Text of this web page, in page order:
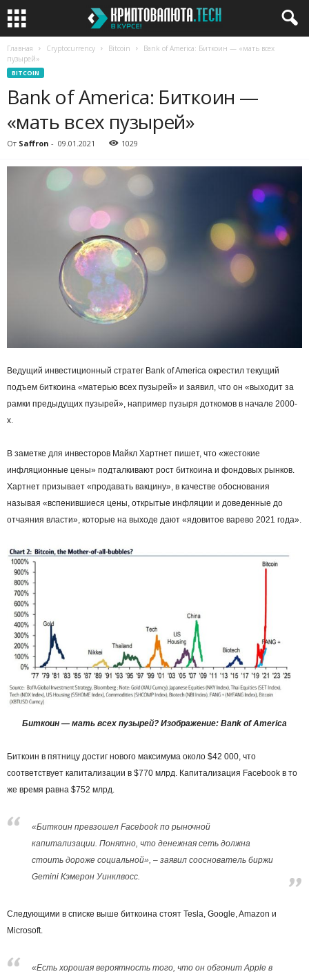
Главная Cryptocurrency Bitcoin
Bank of America: Биткоин — «мать всех
пузырей»
BITCOIN
Bank of America: Биткоин —
«мать всех пузырей»
От Saffron - 09.01.2021 1029
Ведущий инвестиционный стратег Bank of America окрестил текущий
подъем биткоина «матерью всех пузырей» и заявил, что он «выходит за
рамки предыдущих пузырей», например пузыря доткомов в начале 2000-
х.
В заметке для инвесторов Майкл Хартнет пишет, что «жестокие
инфляционные цены» подталкивают рост биткоина и фондовых рынков.
Хартнет призывает «продавать вакцину», в качестве обоснования
называя «вспенившиеся цены, открытые инфляции и доведенные до
отчаяния власти», которые на выходе дают «ядовитое варево 2021 года».
Биткоин — мать всех пузырей? Изображение: Bank of America
Биткоин в пятницу достиг нового максимума около $42 000, что
соответствует капитализации в $770 млрд. Капитализация Facebook в то
же время равна $752 млрд.
«Биткоин превзошел Facebook по рыночной
капитализации. Понятно, что денежная сеть должна
стоить дороже социальной», – заявил сооснователь биржи
Gemini Кэмерон Уинклвосс.
Следующими в списке выше биткоина стоят Tesla, Google, Amazon и
Microsoft.
«Есть хорошая вероятность того, что он обгонит Apple в